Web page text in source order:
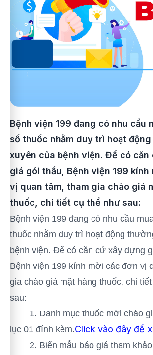
Bệnh viện 199 đang có nhu cầu
số thuốc nhằm duy trì hoạt
xuyên của bệnh viện. Để có căn
giá gói thầu, Bệnh viện 199 kính
vị quan tâm, tham gia chào giá
thuốc, chi tiết cụ thể như sau:
Bệnh viện 199 đang có nhu cầu
thuốc nhằm duy trì hoạt động
bệnh viện. Để có căn cứ xây dựng
Bệnh viện 199 kính mời các đơn vị
gia chào giá mặt hàng thuốc, chi
sau:
1. Danh mục thuốc mời chào
lục 01 đính kèm.Click vào đây để
2. Biển mẫu báo giá tham